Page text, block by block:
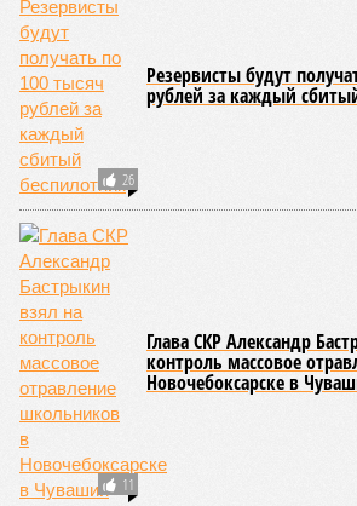
26
Резервисты будут
рублей за каждый
11
Глава СКР Александр
контроль массовое
Новочебоксарске в